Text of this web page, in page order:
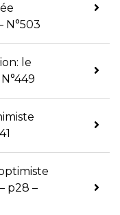
N°503
le
p28 –